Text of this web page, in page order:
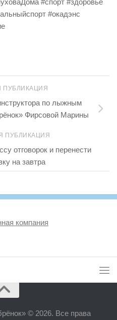
#окадэнс
по лыжным
Фирсовой Марины
ПУБЛИКАЦИЯ
отговорок и перенести
на завтра
© 2026. Все права